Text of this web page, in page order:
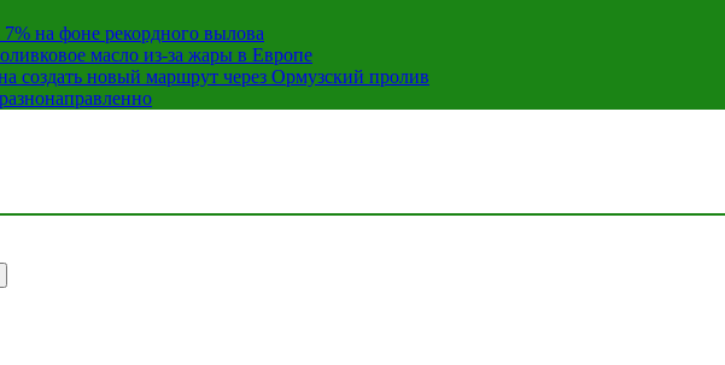
на фоне рекордного вылова
масло из-за жары в Европе
новый маршрут через Ормузский пролив